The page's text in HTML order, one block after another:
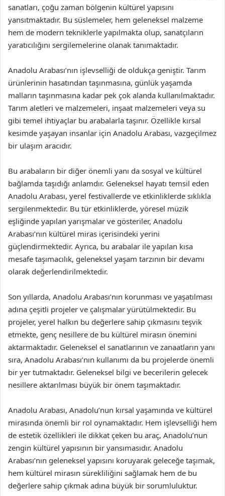
sanatları, çoğu zaman bölgenin kültürel yapısını
yansıtmaktadır. Bu süslemeler, hem geleneksel malzeme
hem de modern tekniklerle yapılmakta olup, sanatçıların
yaratıcılığını sergilemelerine olanak tanımaktadır.
Anadolu Arabası’nın işlevselliği de oldukça geniştir. Tarım
ürünlerinin hasatından taşınmasına, günlük yaşamda
malların taşınmasına kadar pek çok alanda kullanılmaktadır.
Tarım aletleri ve malzemeleri, inşaat malzemeleri veya su
gibi temel ihtiyaçlar bu arabalarla taşınır. Özellikle kırsal
kesimde yaşayan insanlar için Anadolu Arabası, vazgeçilmez
bir ulaşım aracıdır.
Bu arabaların bir diğer önemli yanı da sosyal ve kültürel
bağlamda taşıdığı anlamdır. Geleneksel hayatı temsil eden
Anadolu Arabası, yerel festivallerde ve etkinliklerde sıklıkla
sergilenmektedir. Bu tür etkinliklerde, yöresel müzik
eşliğinde yapılan yarışmalar ve gösteriler, Anadolu
Arabası’nın kültürel miras içerisindeki yerini
güçlendirmektedir. Ayrıca, bu arabalar ile yapılan kısa
mesafe taşımacılık, geleneksel yaşam tarzının bir devamı
olarak değerlendirilmektedir.
Son yıllarda, Anadolu Arabası’nın korunması ve yaşatılması
adına çeşitli projeler ve çalışmalar yürütülmektedir. Bu
projeler, yerel halkın bu değerlere sahip çıkmasını teşvik
etmekte, genç nesillere de bu kültürel mirasın önemini
aktarmaktadır. Geleneksel el sanatlarının ve zanaatların yanı
sıra, Anadolu Arabası’nın kullanımı da bu projelerde önemli
bir yer tutmaktadır. Geleneksel bilgi ve becerilerin gelecek
nesillere aktarılması büyük bir önem taşımaktadır.
Anadolu Arabası, Anadolu’nun kırsal yaşamında ve kültürel
mirasında önemli bir rol oynamaktadır. Hem işlevselliği hem
de estetik özellikleri ile dikkat çeken bu araç, Anadolu’nun
zengin kültürel yapısının bir yansımasıdır. Anadolu
Arabası’nın geleneksel yapısını koruyarak geleceğe taşımak,
hem kültürel mirasın sürekliliğini sağlamak hem de bu
değerlere sahip çıkmak adına büyük bir sorumluluktur.